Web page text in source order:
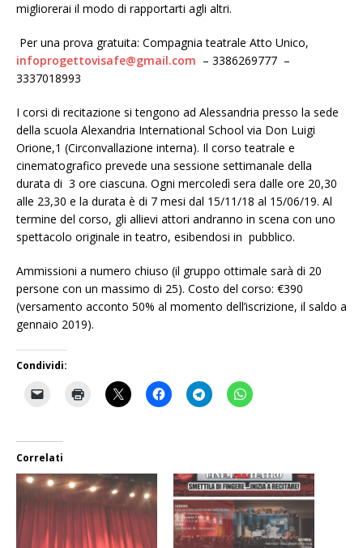
migliorerai il modo di rapportarti agli altri.
Per una prova gratuita: Compagnia teatrale Atto Unico,
infoprogettovisafe@gmail.com – 3386269777 –
3337018993
I corsi di recitazione si tengono ad Alessandria presso la sede
della scuola Alexandria International School via Don Luigi
Orione,1 (Circonvallazione interna). Il corso teatrale e
cinematografico prevede una sessione settimanale della
durata di 3 ore ciascuna. Ogni mercoledì sera dalle ore 20,30
alle 23,30 e la durata è di 7 mesi dal 15/11/18 al 15/06/19. Al
termine del corso, gli allievi attori andranno in scena con uno
spettacolo originale in teatro, esibendosi in pubblico.
Ammissioni a numero chiuso (il gruppo ottimale sarà di 20
persone con un massimo di 25). Costo del corso: €390
(versamento acconto 50% al momento dell’iscrizione, il saldo a
gennaio 2019).
Condividi:
Correlati